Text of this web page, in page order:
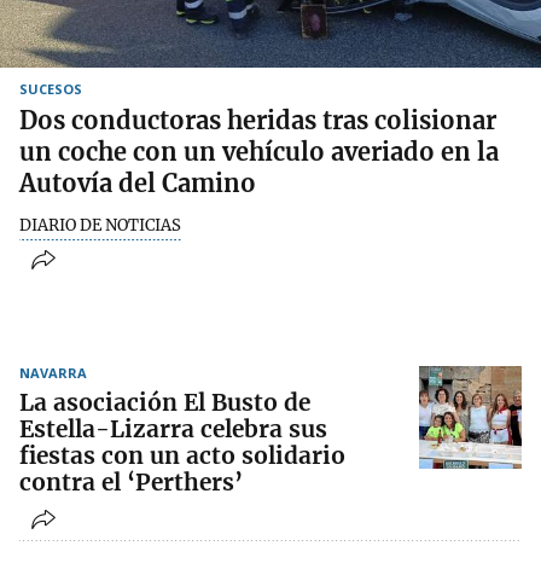
SUCESOS
Dos conductoras heridas tras colisionar
un coche con un vehículo averiado en la
Autovía del Camino
DIARIO DE NOTICIAS
NAVARRA
La asociación El Busto de
Estella-Lizarra celebra sus
fiestas con un acto solidario
contra el ‘Perthers’